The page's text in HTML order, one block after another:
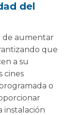
del
de aumentar
que
a su
cines
o
instalación